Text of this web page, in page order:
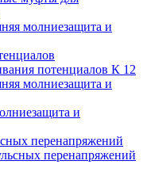
молниезащита и
потенциалов К 12
молниезащита и
и
перенапряжений